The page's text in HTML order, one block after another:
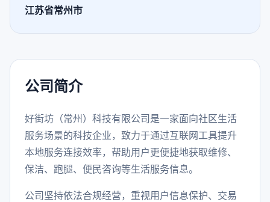
江苏省常州市
公司简介
好街坊（常州）科技有限公司是一家面向社区生活
服务场景的科技企业，致力于通过互联网工具提升
本地服务连接效率，帮助用户更便捷地获取维修、
保洁、跑腿、便民咨询等生活服务信息。
公司坚持依法合规经营，重视用户信息保护、交易